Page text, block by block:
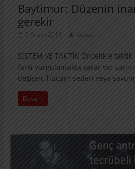
Baytimur: Düzenin
gerekir
5 Aralık 2018 tubad
SİSTEM VE TAKTİK Öncelikle
farkı vurgulamakta yarar var
değişen, hücum setleri veya
Devam